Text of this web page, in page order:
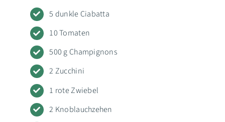
5 dunkle Ciabatta
10 Tomaten
500 g Champignons
2 Zucchini
1 rote Zwiebel
2 Knoblauchzehen